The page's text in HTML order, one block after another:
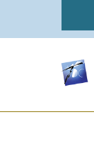
Accueil